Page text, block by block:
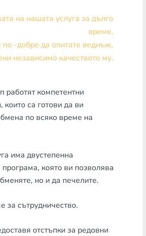
Visa/MasterCard USD
Visa/MasterCard EUR
Всяка банка MDL
Всяка банка AMD
Всяка банка UZS
Всяка банка GEL
на нашата услуга за дълго
време,
по -добре да опитате веднъж,
независимо качеството му.
работят компетентни
които са готови да ви
по всяко време на
има двустепенна
програма, която ви позволява
но и да печелите.
за сътрудничество.
отстъпки за редовни